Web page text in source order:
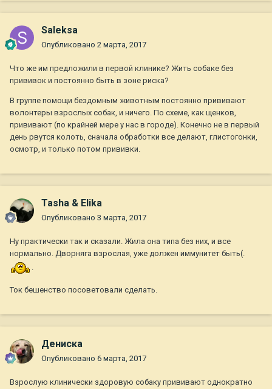
Saleksa
Опубликовано 2 марта, 2017
Что же им предложили в первой клинике? Жить собаке без
прививок и постоянно быть в зоне риска?
В группе помощи бездомным животным постоянно прививают
волонтеры взрослых собак, и ничего. По схеме, как щенков,
прививают (по крайней мере у нас в городе). Конечно не в первый
день рвутся колоть, сначала обработки все делают, глистогонки,
осмотр, и только потом прививки.
Tasha & Elika
Опубликовано 3 марта, 2017
Ну практически так и сказали. Жила она типа без них, и все
нормально. Дворняга взрослая, уже должен иммунитет быть(.
.
Ток бешенство посоветовали сделать.
Дениска
Опубликовано 6 марта, 2017
Взрослую клинически здоровую собаку прививают однократно